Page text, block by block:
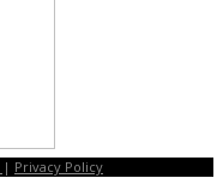
| Privacy Policy